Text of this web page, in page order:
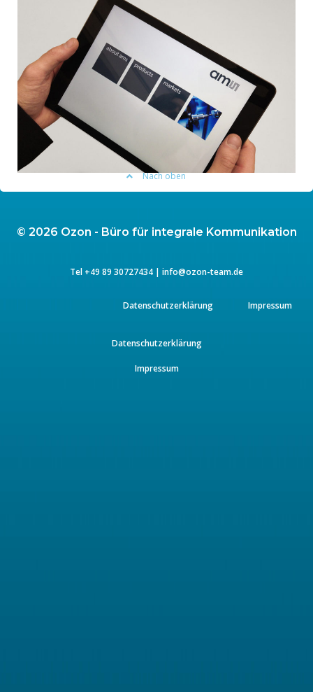
Nach oben
© 2026 Ozon - Büro für integrale Kommunikation
Tel +49 89 30727434 | info@ozon-team.de
Datenschutzerklärung Impressum
Datenschutzerklärung
Impressum